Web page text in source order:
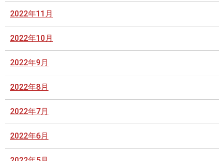
2022年11月
2022年10月
2022年9月
2022年8月
2022年7月
2022年6月